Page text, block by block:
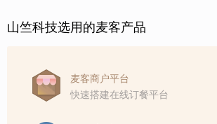
山竺科技选用的麦客产品
麦客商户平台
快速搭建在线订餐平台